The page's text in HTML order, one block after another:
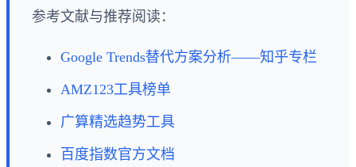
参考文献与推荐阅读：
Google Trends替代方案分析——知乎专栏
AMZ123工具榜单
广算精选趋势工具
百度指数官方文档